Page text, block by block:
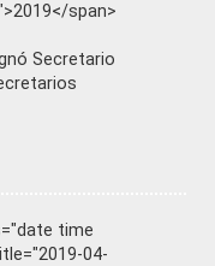
span>
Secretario
time
04-